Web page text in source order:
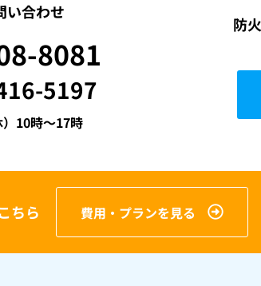
い合わせ
8081
5197
10時〜17時
防
ちら 費用・プランを見る